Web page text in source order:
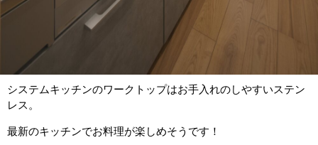
システムキッチンのワークトップはお手入れのしやすいステン
レス。
最新のキッチンでお料理が楽しめそうです！